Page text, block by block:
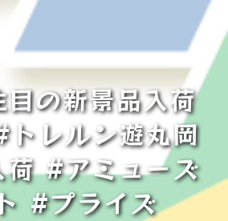
目の新景品入荷
レルン遊丸岡
#アミューズ
#プライズ